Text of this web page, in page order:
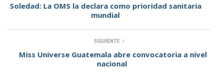
Soledad: La OMS la declara como prioridad sanitaria
mundial
SIGUIENTE
Miss Universe Guatemala abre convocatoria a nivel
nacional